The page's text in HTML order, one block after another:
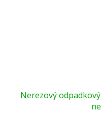
Nerezový